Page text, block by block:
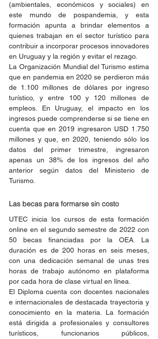
(ambientales, económicos y sociales) en
este mundo de pospandemia, y esta
formación apunta a brindar elementos a
quienes trabajan en el sector turístico para
contribuir a incorporar procesos innovadores
en Uruguay y la región y evitar el rezago.
La Organización Mundial del Turismo estima
que en pandemia en 2020 se perdieron más
de 1.100 millones de dólares por ingreso
turístico, y entre 100 y 120 millones de
empleos. En Uruguay, el impacto en los
ingresos puede comprenderse si se tiene en
cuenta que en 2019 ingresaron USD 1.750
millones y que, en 2020, teniendo sólo los
datos del primer trimestre, ingresaron
apenas un 38% de los ingresos del año
anterior según datos del Ministerio de
Turismo.
Las becas para formarse sin costo
UTEC inicia los cursos de esta formación
online en el segundo semestre de 2022 con
50 becas financiadas por la OEA. La
duración es de 200 horas en seis meses,
con una dedicación semanal de unas tres
horas de trabajo autónomo en plataforma
por cada hora de clase virtual en línea.
El Diploma cuenta con docentes nacionales
e internacionales de destacada trayectoria y
conocimiento en la materia. La formación
está dirigida a profesionales y consultores
turísticos, funcionarios públicos,